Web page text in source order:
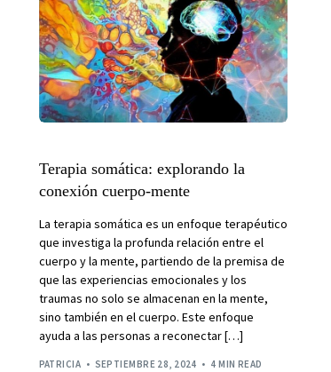
Terapia somática: explorando la
conexión cuerpo-mente
La terapia somática es un enfoque terapéutico
que investiga la profunda relación entre el
cuerpo y la mente, partiendo de la premisa de
que las experiencias emocionales y los
traumas no solo se almacenan en la mente,
sino también en el cuerpo. Este enfoque
ayuda a las personas a reconectar […]
PATRICIA SEPTIEMBRE 28, 2024 4 MIN READ